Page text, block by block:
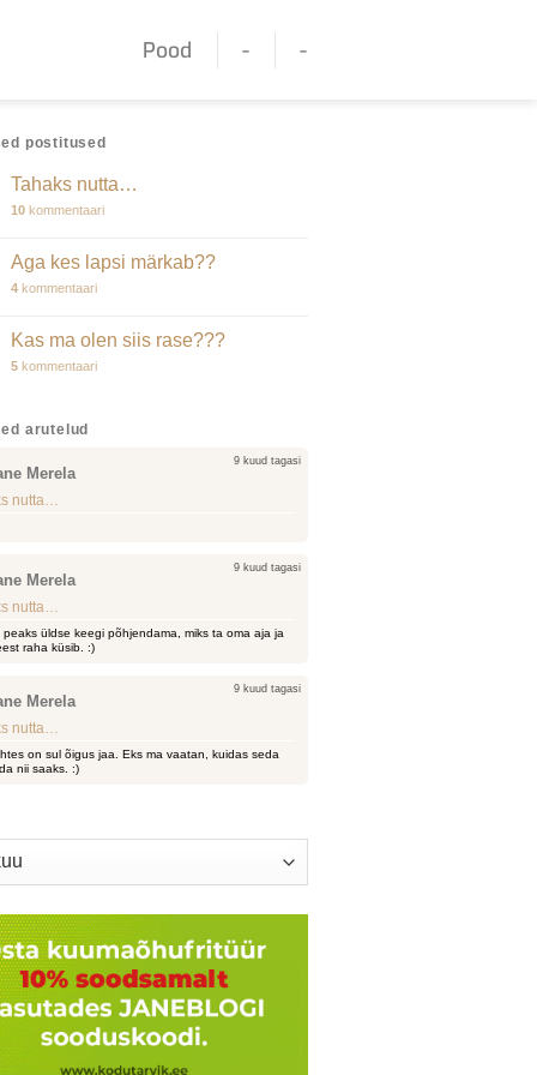
Pood - -
postitused
Tahaks nutta…
10kommentaari
Aga kes lapsi märkab??
4kommentaari
Kas ma olen siis rase???
5kommentaari
arutelud
Merela
9 kuud tagasi
nutta…
Merela
9 kuud tagasi
nutta…
peaks üldse keegi põhjendama, miks ta oma aja ja
raha küsib. :)
Merela
9 kuud tagasi
nutta…
on sul õigus jaa. Eks ma vaatan, kuidas seda
nii saaks. :)